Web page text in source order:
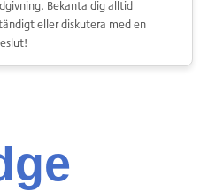
Bekanta dig alltid
eller diskutera med en